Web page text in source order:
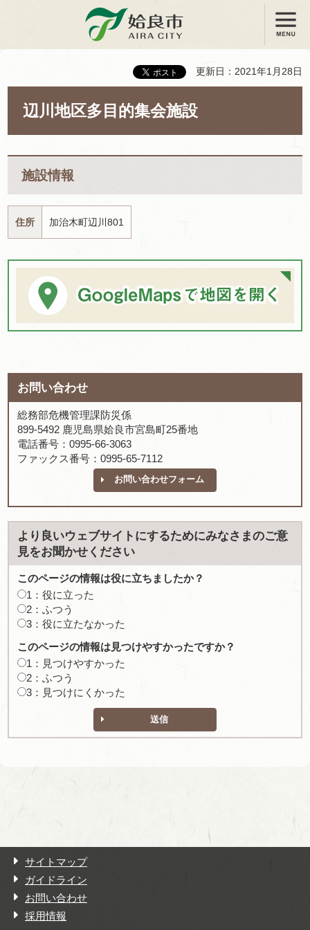
姶良市 メニュー
更新日：2021年1月28日
辺川地区多目的集会施設
施設情報
住所 加治木町辺川801
お問い合わせ
総務部危機管理課防災係
899-5492 鹿児島県姶良市宮島町25番地
電話番号：0995-66-3063
ファックス番号：0995-65-7112
お問い合わせフォーム
より良いウェブサイトにするためにみなさまのご意
見をお聞かせください
このページの情報は役に立ちましたか？
1：役に立った
2：ふつう
3：役に立たなかった
このページの情報は見つけやすかったですか？
1：見つけやすかった
2：ふつう
3：見つけにくかった
送信
サイトマップ
ガイドライン
お問い合わせ
採用情報